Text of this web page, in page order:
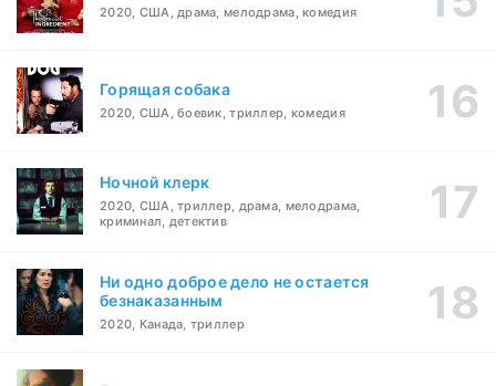
2020, США, драма, мелодрама, комедия
Горящая собака
2020, США, боевик, триллер, комедия
Ночной клерк
2020, США, триллер, драма, мелодрама,
криминал, детектив
Ни одно доброе дело не остается
безнаказанным
2020, Канада, триллер